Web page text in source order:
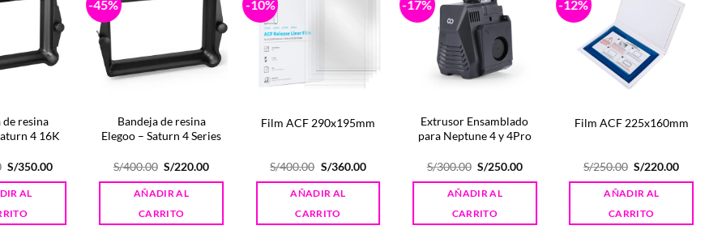
de resina
4 16K
El
original
era:
S/450.00.
S/350.00El
AL
-45%
Bandeja de resina
Elegoo – Saturn 4 Series
S/400.00 El
original
era:
S/400.00.
S/220.00El
AÑADIR AL
CARRITO
-10%
Film ACF 290x195mm
S/400.00 El
original
era:
S/400.00.
S/360.00El
AÑADIR AL
CARRITO
-17%
Extrusor Ensamblado
para Neptune 4 y 4Pro
S/300.00 El
original
era:
S/300.00.
S/250.00El
AÑADIR AL
CARRITO
-12%
Film ACF 225x160mm
S/250.00 El
original
era:
S/250.00.
S/220.00El
AÑADIR AL
CARRITO